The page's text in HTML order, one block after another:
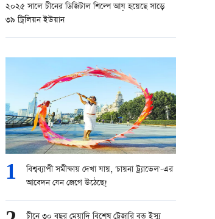
২০২৫ সালে চীনের ডিজিটাল শিল্পে আয় হয়েছে সাড়ে
৩৯ ট্রিলিয়ন ইউয়ান
1
বিশ্বব্যাপী সমীক্ষায় দেখা যায়, 'চায়না ট্র্যাভেল'-এর
আবেদন যেন জেগে উঠেছে!